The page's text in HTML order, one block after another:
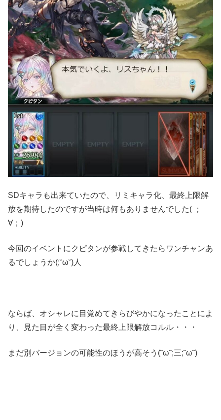
SDキャラも出来ていたので、リミキャラ化、最終上限解
放を期待したのですが当時は何もありませんでした( ；
∀；)
今回のイベントにクピタンが参戦してきたらワンチャンあ
るでしょうか(;˘ω˘)人
ならば、オシャレに目覚めてきらびやかになったことによ
り、見た目が全く変わった最終上限解放コルル・・・
まだ別バージョンの可能性のほうが高そう(˘ω˘;三;˘ω˘)